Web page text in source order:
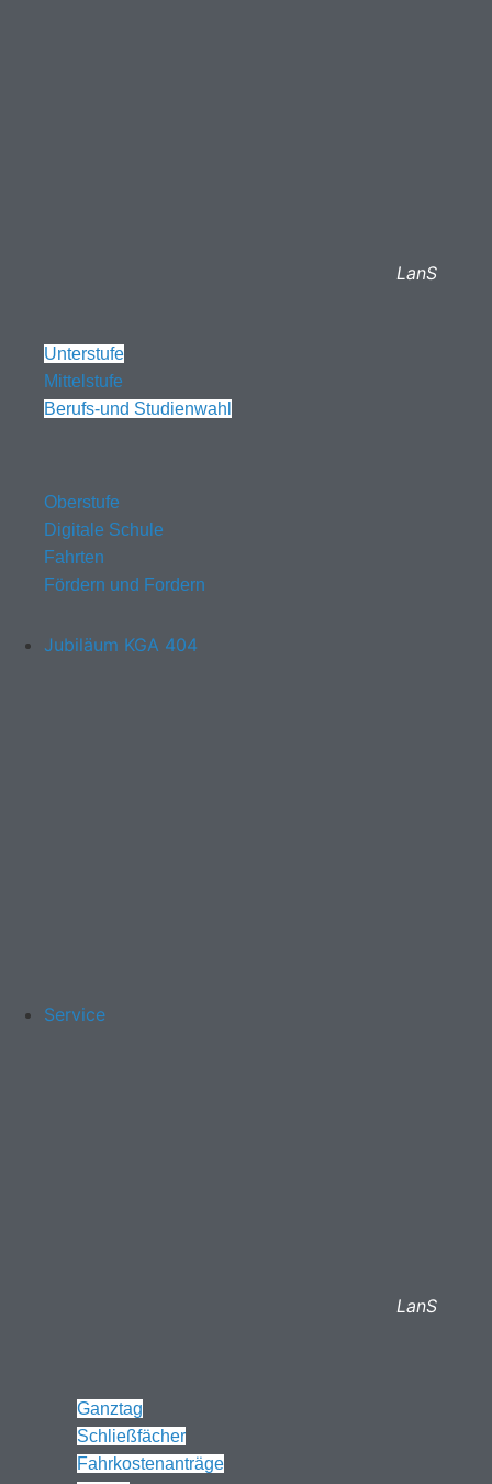
LanS
Unterstufe
Mittelstufe
Berufs-und Studienwahl
Oberstufe
Digitale Schule
Fahrten
Fördern und Fordern
Jubiläum KGA 404
Service
LanS
Ganztag
Schließfächer
Fahrkostenanträge